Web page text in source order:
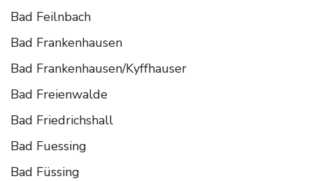
Bad Feilnbach
Bad Frankenhausen
Bad Frankenhausen/Kyffhauser
Bad Freienwalde
Bad Friedrichshall
Bad Fuessing
Bad Füssing